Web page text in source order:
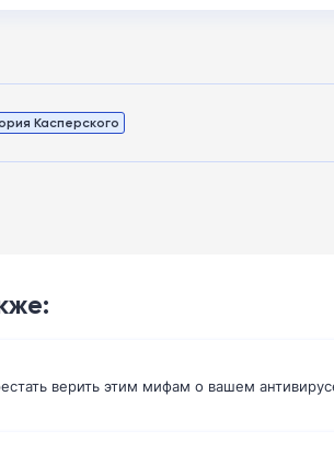
Касперского
верить этим мифам о вашем